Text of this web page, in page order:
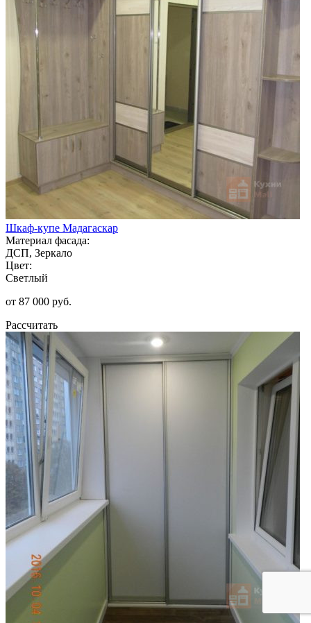
Шкаф-купе Мадагаскар
Материал фасада:
ДСП, Зеркало
Цвет:
Светлый
от 87 000 руб.
Рассчитать